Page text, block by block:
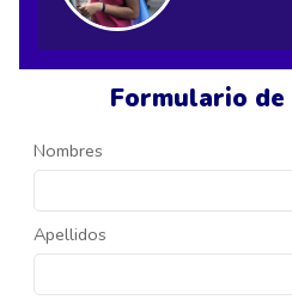
Formulario
Nombres
Apellidos